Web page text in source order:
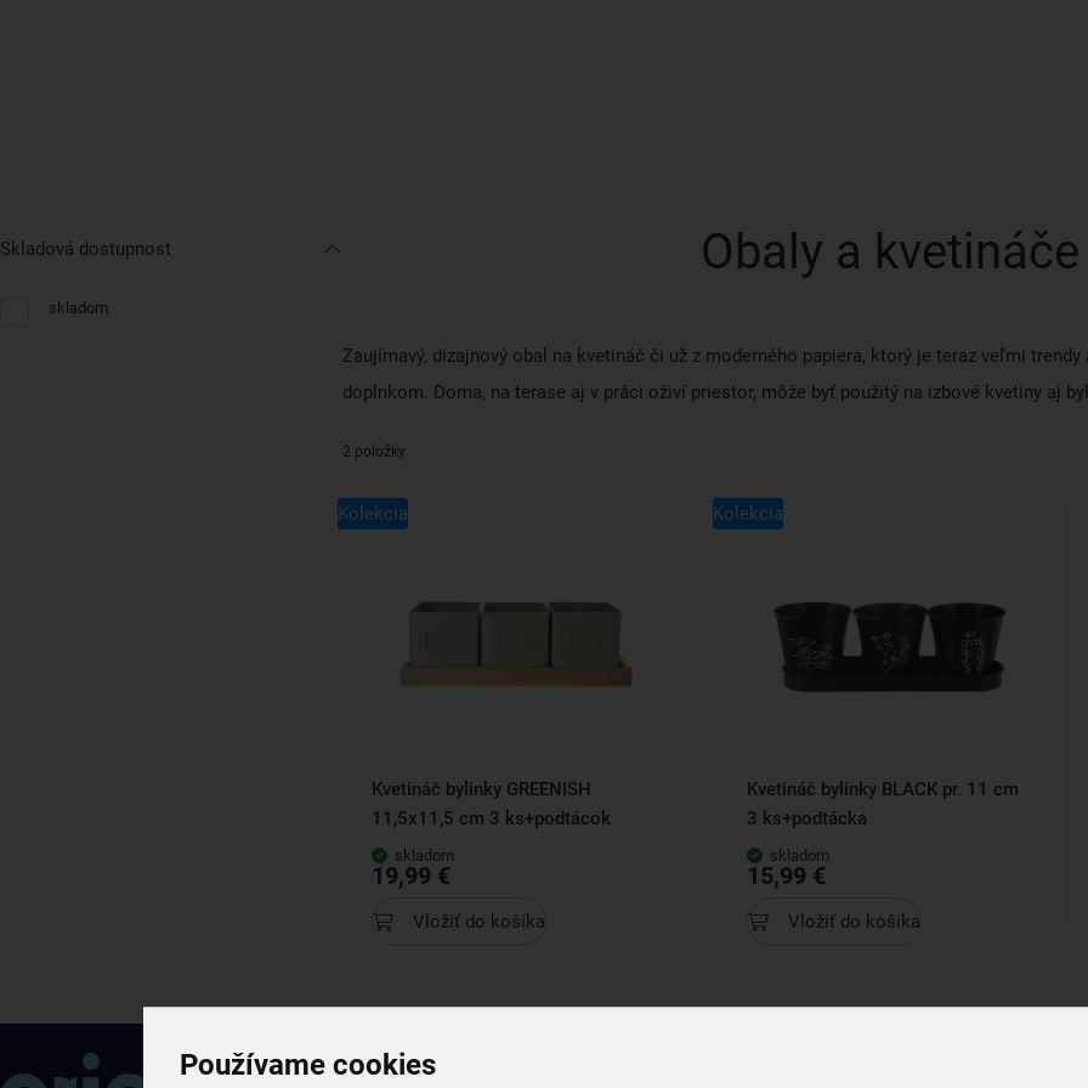
Používame cookies
Skladová dostupnost
skladom
Obaly a kvetináče
Zaujímavý, dizajnový obal na kvetináč či už z moderného papiera, ktorý je teraz veľmi
doplnkom. Doma, na terase aj v práci oživí priestor, môže byť použitý na izbové kvetiny aj
2 položky
Kolekcia
Kvetináč bylinky GREENISH
11,5x11,5 cm 3 ks+podtácok
skladom
19,99 €
Vložiť do košíka
Kolekcia
Kvetináč bylinky BLACK pr. 11 cm
3 ks+podtácka
skladom
15,99 €
Vložiť do košíka